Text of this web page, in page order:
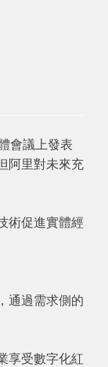
會議上發表
阿里對未來充
術促進實體經
通過需求側的
享受數字化紅